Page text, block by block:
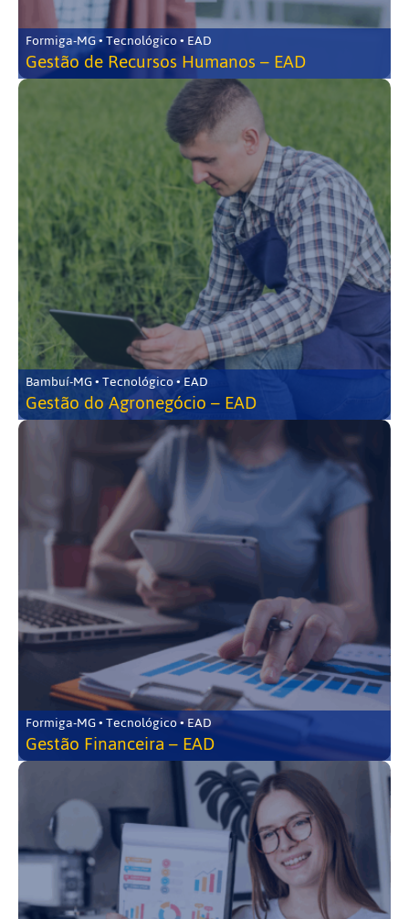
Formiga-MG • Tecnológico • EAD
Gestão de Recursos Humanos – EAD
Bambuí-MG • Tecnológico • EAD
Gestão do Agronegócio – EAD
Formiga-MG • Tecnológico • EAD
Gestão Financeira – EAD